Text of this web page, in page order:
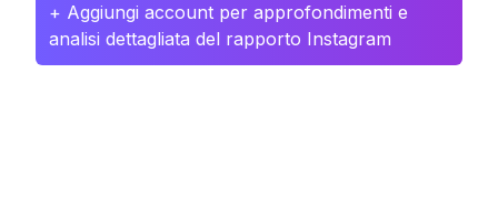
+ Aggiungi account per approfondimenti e
analisi dettagliata del rapporto Instagram